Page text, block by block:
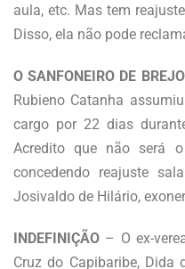
aula, etc. Mas tem
Disso, ela não pode
O SANFONEIRO DE BREJO
Rubieno Catanha
cargo por 22 dias
Acredito que não será
concedendo reajuste
Josivaldo de Hilário,
INDEFINIÇÃO – O ex-
Cruz do Capibaribe, Dida